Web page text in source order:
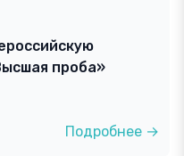
проба»
Подробнее →